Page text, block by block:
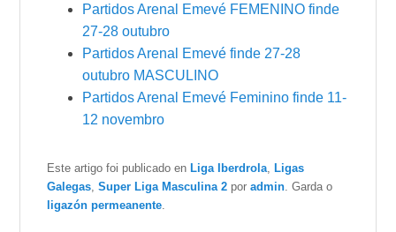
Partidos Arenal Emevé FEMENINO finde
27-28 outubro
Partidos Arenal Emevé finde 27-28
outubro MASCULINO
Partidos Arenal Emevé Feminino finde 11-
12 novembro
Este artigo foi publicado enLiga Iberdrola ,Ligas
Galegas ,Super Liga Masculina 2 poradmin . Garda o
ligazón permeanente